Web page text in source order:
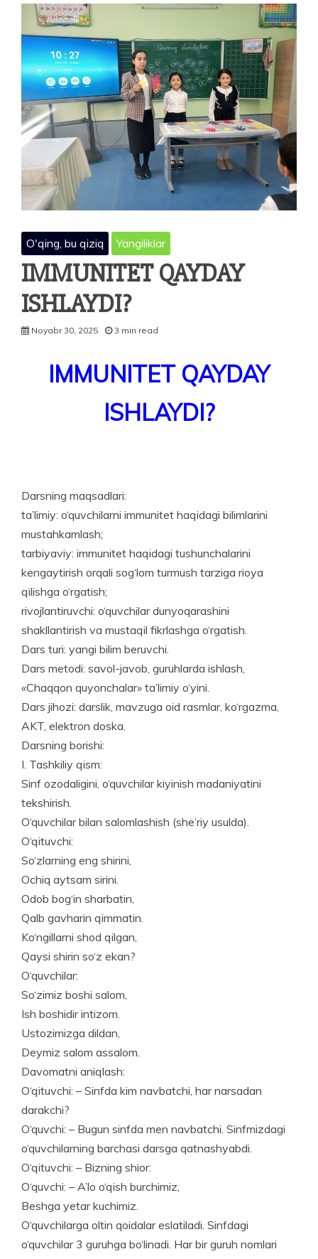
O'qing, bu qiziq Yangiliklar
IMMUNITET QAYDAY
ISHLAYDI?
Noyabr 30, 2025 3 min read
IMMUNITET QAYDAY
ISHLAYDI?
Darsning maqsadlari:
ta’limiy: o‘quvchilarni immunitet haqidagi bilimlarini
mustahkamlash;
tarbiyaviy: immunitet haqidagi tushunchalarini
kengaytirish orqali sog‘lom turmush tarziga rioya
qilishga o‘rgatish;
rivojlantiruvchi: o‘quvchilar dunyoqarashini
shakllantirish va mustaqil fikrlashga o‘rgatish.
Dars turi: yangi bilim beruvchi.
Dars metodi: savol-javob, guruhlarda ishlash,
«Chaqqon quyonchalar» ta’limiy o‘yini.
Dars jihozi: darslik, mavzuga oid rasmlar, ko‘rgazma,
AKT, elekt­ron doska.
Darsning borishi:
I. Tashkiliy qism:
Sinf ozodaligini, o‘quvchilar kiyi­nish madaniyatini
tekshirish.
O‘quvchilar bilan salomlashish (she’riy usulda).
O‘qituvchi:
So‘zlarning eng shirini,
Ochiq aytsam sirini.
Odob bog‘in sharbatin,
Qalb gavharin qimmatin.
Ko‘ngillarni shod qilgan,
Qaysi shirin so‘z ekan?
O‘quvchilar:
So‘zimiz boshi salom,
Ish boshidir intizom.
Ustozimizga dildan,
Deymiz salom assalom.
Davomatni aniqlash:
O‘qituvchi: – Sinfda kim navbatchi, har narsadan
darakchi?
O‘quvchi: – Bugun sinfda men navbatchi. Sinfmizdagi
o‘quvchilar­ning barchasi darsga qatnashyabdi.
O‘qituvchi: – Bizning shior:
O‘quvchi: – A’lo o‘qish burchimiz,
Beshga yetar kuchimiz.
O‘quvchilarga oltin qoidalar eslatiladi. Sinfdagi
o‘quvchilar 3 guruhga bo‘linadi. Har bir guruh nomlari